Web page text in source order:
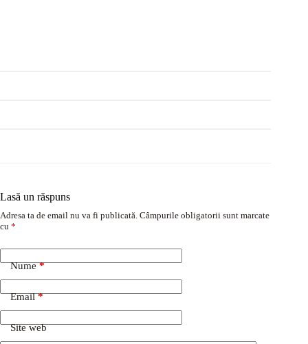
Lasă un răspuns
Adresa ta de email nu va fi publicată. Câmpurile obligatorii sunt marcate
cu *
Nume*
Email*
Site web